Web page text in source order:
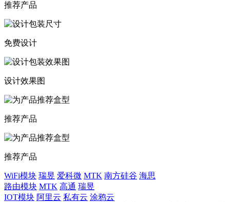
推荐产品
免费设计
设计效果图
推荐产品
推荐产品
WiFi模块 瑞昱 爱科微 MTK 南方硅谷 海思
路由模块 MTK 高通 瑞昱
IOT模块 阿里云 私有云 涂鸦云